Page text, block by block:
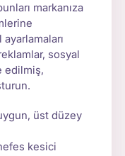
markanıza
sosyal
edilmiş,
üst düzey
kesici